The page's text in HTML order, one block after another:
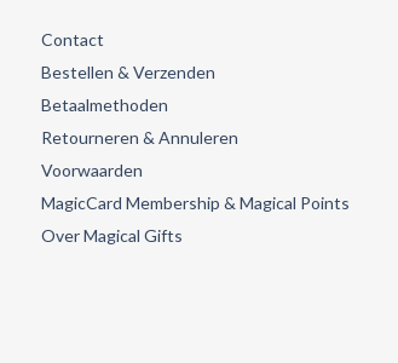
Contact
Bestellen & Verzenden
Betaalmethoden
Retourneren & Annuleren
Voorwaarden
MagicCard Membership & Magical Points
Over Magical Gifts